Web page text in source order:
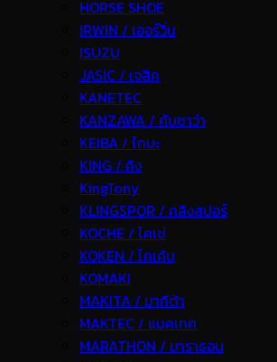
HORSE SHOE
IRWIN / เออร์วิ่น
ISUZU
JASIC / เจสิค
KANETEC
KANZAWA / คันซาว่า
KEIBA / ไกบะ
KING / คิง
KingTony
KLINGSPOR / คลิงสปอร์
KOCHE / โคเช่
KOKEN / โคเค้น
KOMAKI
MAKITA / มากีต้า
MAKTEC / แมคเทค
MARATHON / มาราธอน